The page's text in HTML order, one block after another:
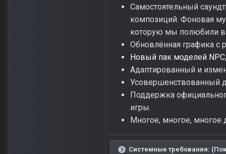
Самостоятельный
композиций. Фоновая
которую мы полюбили в
Обновлённая графика с
Новый пак моделей NPC
Адаптированный и
Усовершенствованный
Поддержка
игры.
Многое, многое, многое
Системные требования: